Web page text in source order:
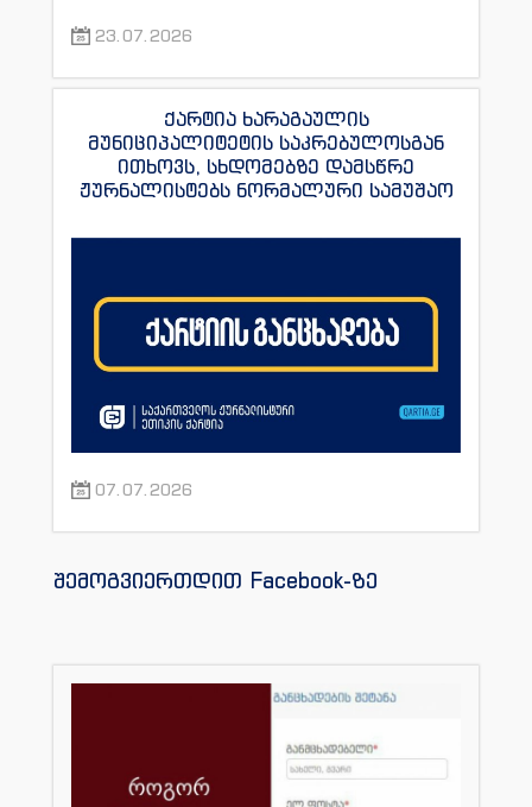
23.07.2026
ქარტია ხარაგაულის
მუნიციპალიტეტის საკრებულოსგან
ითხოვს, სხდომებზე დამსწრე
ჟურნალისტებს ნორმალური სამუშაო
07.07.2026
შემოგვიერთდით Facebook-ზე